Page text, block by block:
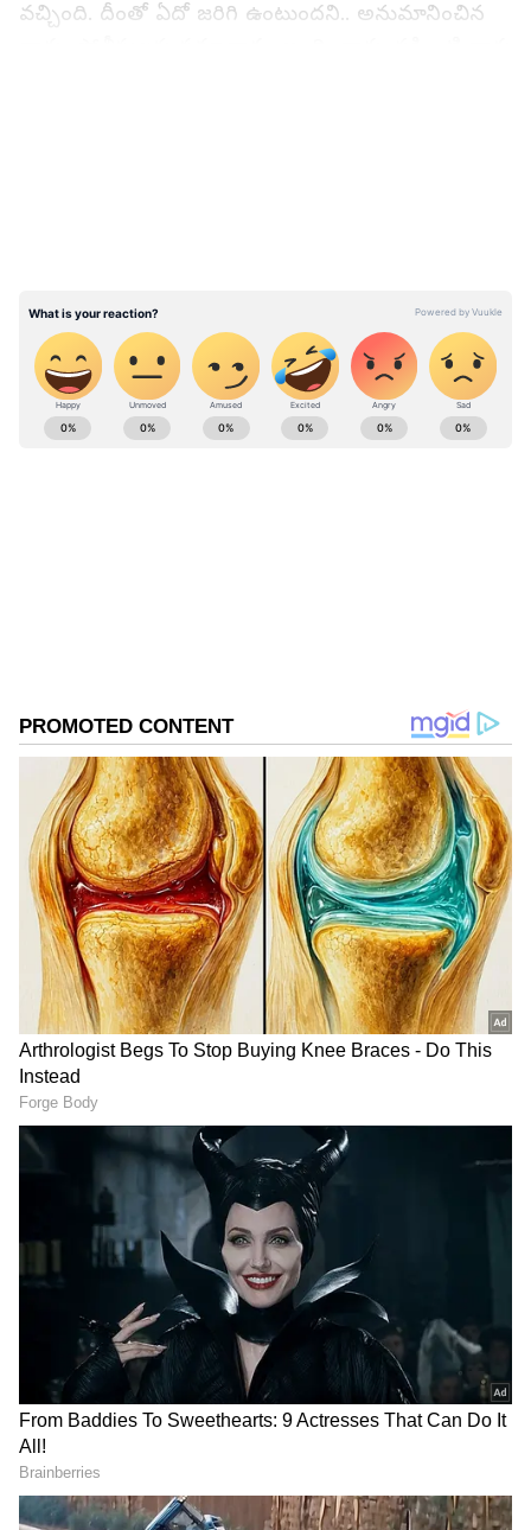
వచ్చింది. దీంతో ఏదో జరిగి ఉంటుందని.. అనుమానించిన
మధురై ఎయిర్‌పోర్ట్‌లో కరోనా కలవరం.. చైనా నుంచి
తిరిగివచ్చిన తల్లీకూతుళ్లకు పాజిటివ్‌గా నిర్దారణ..
అతనికి ఒక సోదరి ఉంది. ఆమెపేరు శివాని. తల్లిదండ్రుల
మరణం తర్వాత సోదరితో కలిసి ఒకే ఇంట్లో ఉండేవాడు.
అయితే హిమాన్షు చాలా రోజులుగా డ్రగ్స్ కు బానిస
అయ్యాడు. ఆ మత్తులో రోజు ఇంటికి వచ్చి సోదరి శివానితో
ABOUT THE AUTHOR
DOWNLOAD APP
RECOMMENDED STORIES